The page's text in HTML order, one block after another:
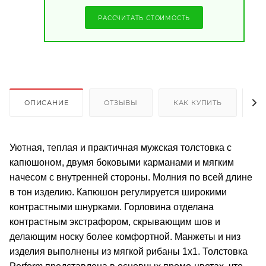
РАССЧИТАТЬ СТОИМОСТЬ
ОПИСАНИЕ ОТЗЫВЫ КАК КУПИТЬ
Уютная, теплая и практичная мужская толстовка с
капюшоном, двумя боковыми карманами и мягким
начесом с внутренней стороны. Молния по всей длине
в тон изделию. Капюшон регулируется широкими
контрастными шнурками. Горловина отделана
контрастным экстрафором, скрывающим шов и
делающим носку более комфортной. Манжеты и низ
изделия выполнены из мягкой рибаны 1x1. Толстовка